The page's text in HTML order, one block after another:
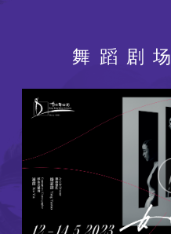
舞蹈剧